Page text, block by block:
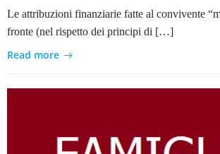
Le attribuzioni finanziarie fatte al convivente
fronte (nel rispetto dei principi di […]
Read more